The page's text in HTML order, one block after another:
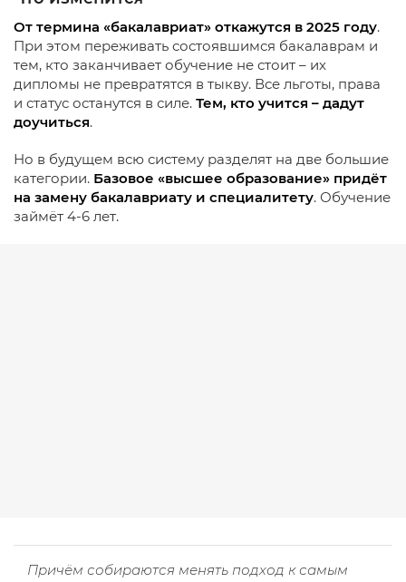
От термина «бакалавриат» откажутся в 2025 году.
При этом переживать состоявшимся бакалаврам и
тем, кто заканчивает обучение не стоит – их
дипломы не превратятся в тыкву. Все льготы, права
и статус останутся в силе. Тем, кто учится – дадут
доучиться.
Но в будущем всю систему разделят на две большие
категории. Базовое «высшее образование» придёт
на замену бакалавриату и специалитету. Обучение
займёт 4-6 лет.
Причём собираются менять подход к самым